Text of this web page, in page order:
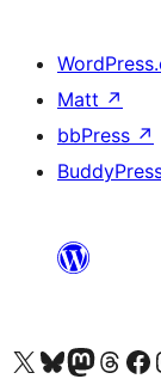
Matt ↗
bbPress ↗
Besök vår X-konto (f.d. Twitter)
Besök vårt Bluesky-konto
Besök vårt Mastodon-konto
Besök vårt Thread-
Besök vår